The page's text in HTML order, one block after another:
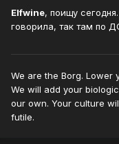
Elfwine, поищу
говорила, так там по
We are the Borg. Lower
We will add your
our own. Your culture
futile.